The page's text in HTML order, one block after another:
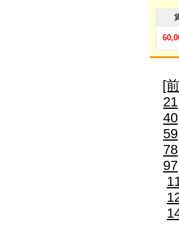
[
21
40
59
78
97